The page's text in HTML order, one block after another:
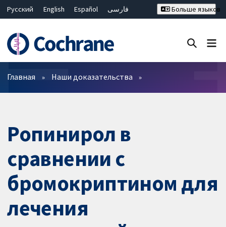
Русский English Español
فارسی
Bahasa Malaysia
ไทย
繁體中文
简体中文
Больше языков
Фильтры
Главная Наши доказательства
Ропинирол в
сравнении с
бромокриптином для
лечения